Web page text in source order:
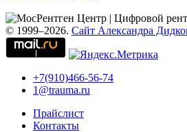
© 1999–2026. Сайт Александра
+7(910)466-56-74
1@trauma.ru
Прайслист
Контакты